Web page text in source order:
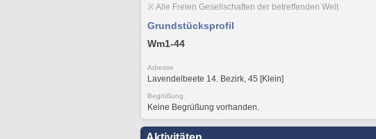
※ Alle Freien Gesellschaften der betreffenden Welt
Grundstücksprofil
Wm1-44
Adresse
Lavendelbeete 14. Bezirk, 45 [Klein]
Begrüßung
Keine Begrüßung vorhanden.